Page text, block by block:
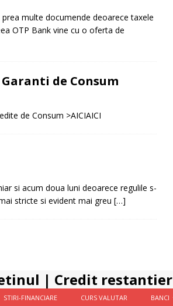
multe documende deoarece taxele
OTP Bank vine cu o oferta de
de Consum
de Consum >AICIAICI
si acum doua luni deoarece regulile s-
stricte si evident mai greu […]
| Credit
STIRI-FINANCIARE CURS VALUTAR BANCI